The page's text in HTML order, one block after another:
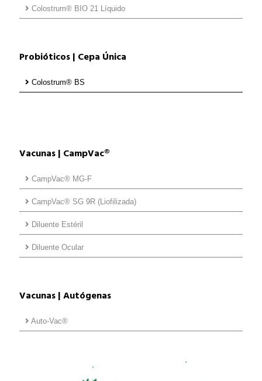
Colostrum® BIO 21 Líquido
Probióticos | Cepa Única
Colostrum® BS
Vacunas | CampVac®
CampVac® MG-F
CampVac® SG 9R (Liofilizada)
Diluente Estéril
Diluente Ocular
Vacunas | Autógenas
Auto-Vac®